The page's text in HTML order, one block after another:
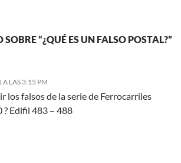
“¿QUÉ ES UN FALSO POSTAL?”
LAS 3:15 PM
los falsos de la serie de Ferrocarriles
? Edifil 483 – 488